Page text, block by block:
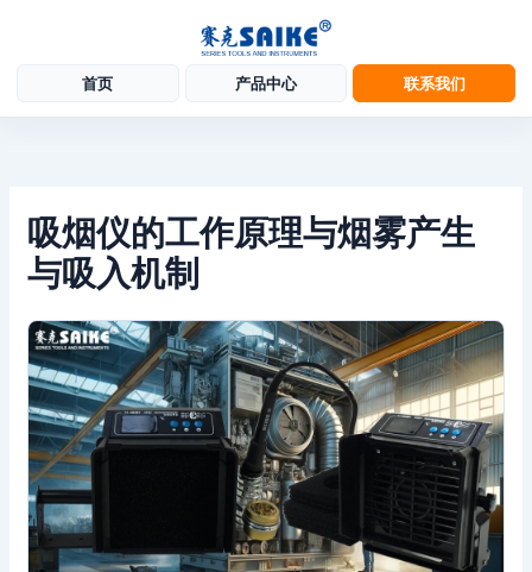
首页 产品中心 联系我们
吸烟仪的工作原理与烟雾产生
与吸入机制